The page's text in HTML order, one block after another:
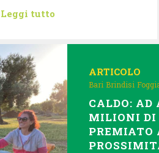
Leggi tutto
ARTICOLO
Bari Brindisi
CALDO: AD
MILIONI DI
PREMIATO